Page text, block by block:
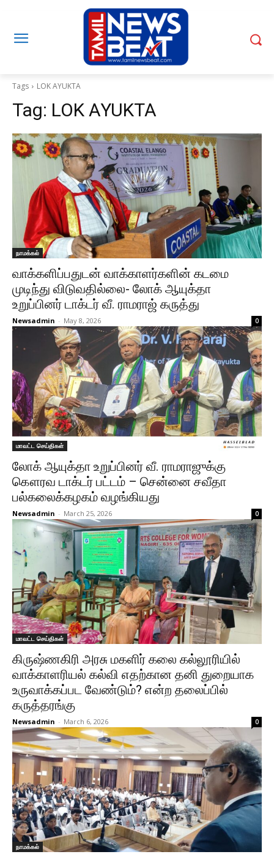
Tags LOK AYUKTA
Tag: LOK AYUKTA
நாமக்கல்
வாக்களிப்பதுடன் வாக்காளர்களின் கடமை
முடிந்து விடுவதில்லை- லோக் ஆயுக்தா
உறுப்பினர் டாக்டர் வீ. ராமராஜ் கருத்து
Newsadmin - May 8, 2026 0
மாவட்ட செய்திகள்
லோக் ஆயுக்தா உறுப்பினர் வீ. ராமராஜுக்கு
கௌரவ டாக்டர் பட்டம் – சென்னை சவீதா
பல்கலைக்கழகம் வழங்கியது
Newsadmin - March 25, 2026 0
மாவட்ட செய்திகள்
கிருஷ்ணகிரி அரசு மகளிர் கலை கல்லூரியில்
வாக்காளரியல் கல்வி எதற்கான தனி துறையாக
உருவாக்கப்பட வேண்டும்? என்ற தலைப்பில்
கருத்தரங்கு
Newsadmin - March 6, 2026 0
நாமக்கல்